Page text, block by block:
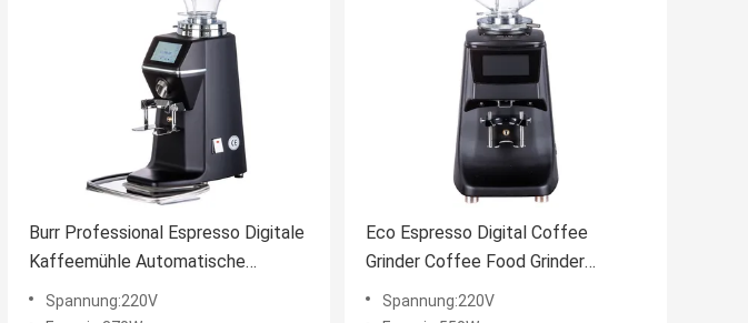
Burr Professional Espresso Digitale
Kaffeemühle Automatische
Kaffeemühle
Spannung:220V
Eco Espresso Digital Coffee
Grinder Coffee Food Grinder
Machine 8 Steps 60mm Flat Wheel
Spannung:220V